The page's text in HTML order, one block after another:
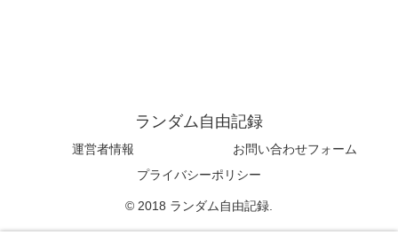
ランダム自由記録
運営者情報
お問い合わせフォーム
プライバシーポリシー
© 2018 ランダム自由記録.